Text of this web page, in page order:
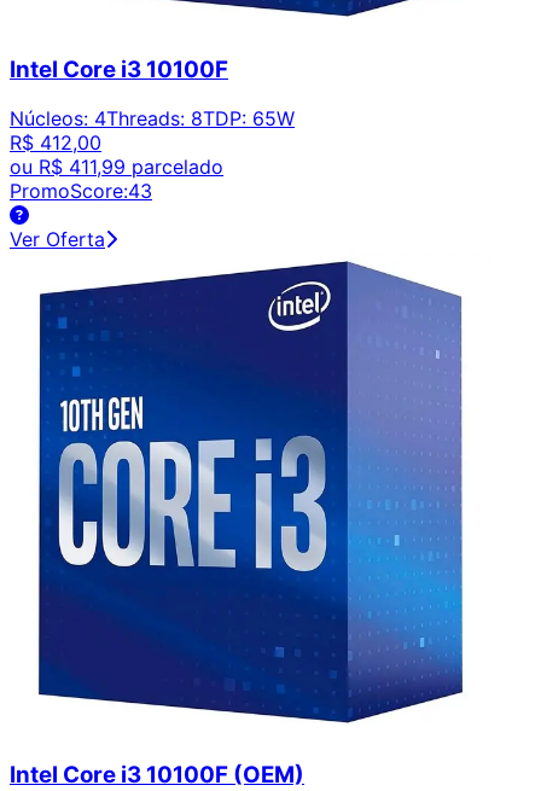
Intel Core i3 10100F
Núcleos: 4Threads: 8TDP: 65W
R$ 412,00
ou R$ 411,99 parcelado
PromoScore:43
Ver Oferta
Intel Core i3 10100F (OEM)